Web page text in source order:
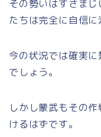
その勢いはすさま
たちは完全に自信に
今の状況では確実
でしょう。
しかし蒙武もその
けるはずです。